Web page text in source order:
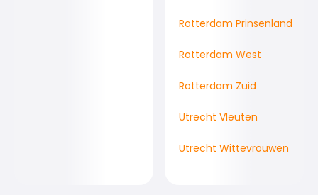
Rotterdam Prinsenland
Rotterdam West
Rotterdam Zuid
Utrecht Vleuten
Utrecht Wittevrouwen